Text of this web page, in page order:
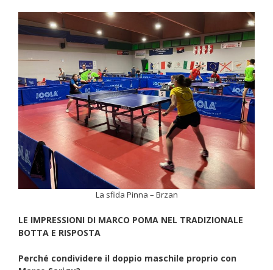
La sfida Pinna – Brzan
LE IMPRESSIONI DI MARCO POMA NEL TRADIZIONALE
BOTTA E RISPOSTA
Perché condividere il doppio maschile proprio con